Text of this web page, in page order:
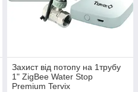
Захист від потопу на 1трубу
1" ZigBee Water Stop
Premium Tervix